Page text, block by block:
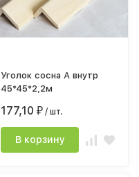
Уголок сосна А внутр
45*45*2,2м
177,10₽ / шт.
В корзину